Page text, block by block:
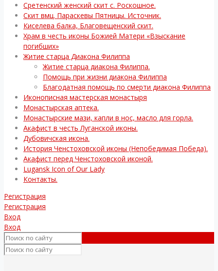
Сретенский женский скит с. Роскошное.
Скит вмц. Параскевы Пятницы. Источник.
Киселева балка, Благовещенский скит.
Храм в честь иконы Божией Матери «Взыскание
погибших»
Житие старца Диакона Филиппа
Житие старца диакона Филиппа.
Помощь при жизни диакона Филиппа
Благодатная помощь по смерти диакона Филиппа
Иконописная мастерская монастыря
Монастырская аптека.
Монастырские мази, капли в нос, масло для горла.
Акафист в честь Луганской иконы.
Дубовичская икона.
История Ченстоховской иконы (Непобедимая Победа).
Акафист перед Ченстоховской иконой.
Lugansk Icon of Our Lady
Контакты.
Регистрация
Регистрация
Вход
Вход